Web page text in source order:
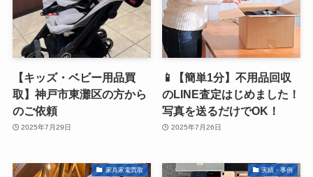
【キッズ・ベビー用品買
取】神戸市東灘区の方から
のご依頼
2025年7月29日
📱【簡単1分】不用品回収
のLINE査定はじめました！
写真を送るだけでOK！
2025年7月26日
家具家電買取 実績・事例